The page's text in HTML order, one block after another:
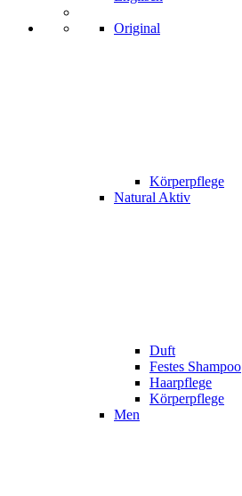
Original
Körperpflege
Natural Aktiv
Duft
Festes Shampoo
Haarpflege
Körperpflege
Men